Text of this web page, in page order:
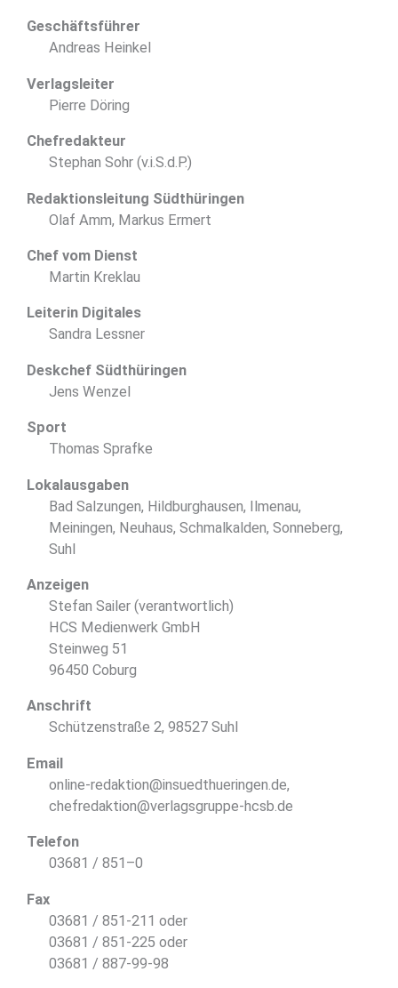
Geschäftsführer
Andreas Heinkel
Verlagsleiter
Pierre Döring
Chefredakteur
Stephan Sohr (v.i.S.d.P.)
Redaktionsleitung Südthüringen
Olaf Amm, Markus Ermert
Chef vom Dienst
Martin Kreklau
Leiterin Digitales
Sandra Lessner
Deskchef Südthüringen
Jens Wenzel
Sport
Thomas Sprafke
Lokalausgaben
Bad Salzungen, Hildburghausen, Ilmenau,
Meiningen, Neuhaus, Schmalkalden, Sonneberg,
Suhl
Anzeigen
Stefan Sailer (verantwortlich)
HCS Medienwerk GmbH
Steinweg 51
96450 Coburg
Anschrift
Schützenstraße 2, 98527 Suhl
Email
online-redaktion@insuedthueringen.de,
chefredaktion@verlagsgruppe-hcsb.de
Telefon
03681 / 851–0
Fax
03681 / 851-211 oder
03681 / 851-225 oder
03681 / 887-99-98